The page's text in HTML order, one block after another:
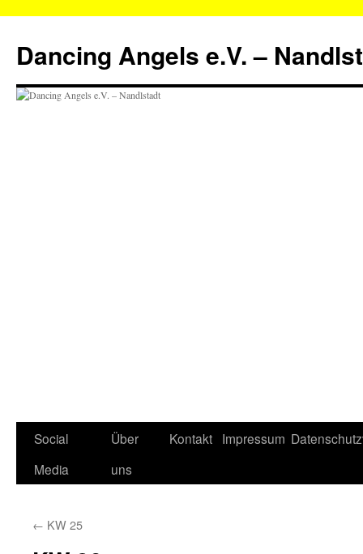
springen
Dancing Angels e.V. –
Social
Media
Über
uns
Kontakt Impressum
← KW 25